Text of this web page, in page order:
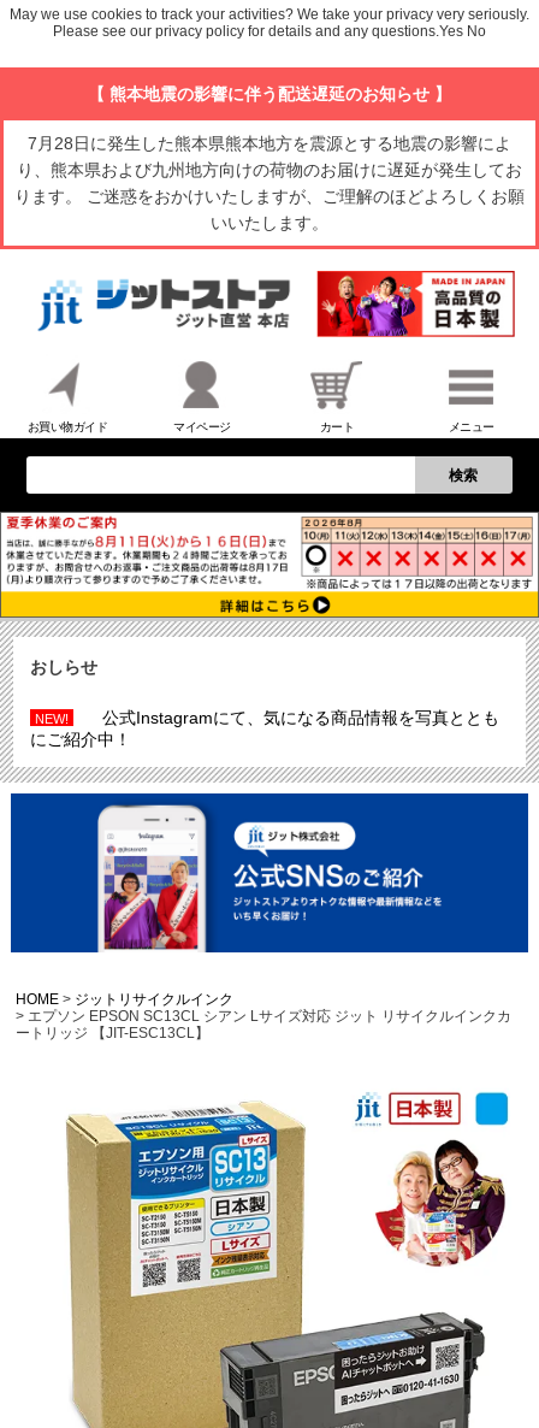
【 熊本地震の影響に伴う配送遅延のお知らせ 】
7月28日に発生した熊本県熊本地方を震源とする地震の影響によ
り、熊本県および九州地方向けの荷物のお届けに遅延が発生してお
ります。 ご迷惑をおかけいたしますが、ご理解のほどよろしくお願
いいたします。
お買い物ガイド マイページ カート メニュー
検索
おしらせ
NEW!
公式Instagramにて、気になる商品情報を写真ととも
にご紹介中！
HOME
ジットリサイクルインク
エプソン EPSON SC13CL シアン Lサイズ対応 ジット リサイクルインクカ
ートリッジ 【JIT-ESC13CL】
May we use cookies to track your activities? We take your privacy very seriously.
Please see our privacy policy for details and any questions.Yes No